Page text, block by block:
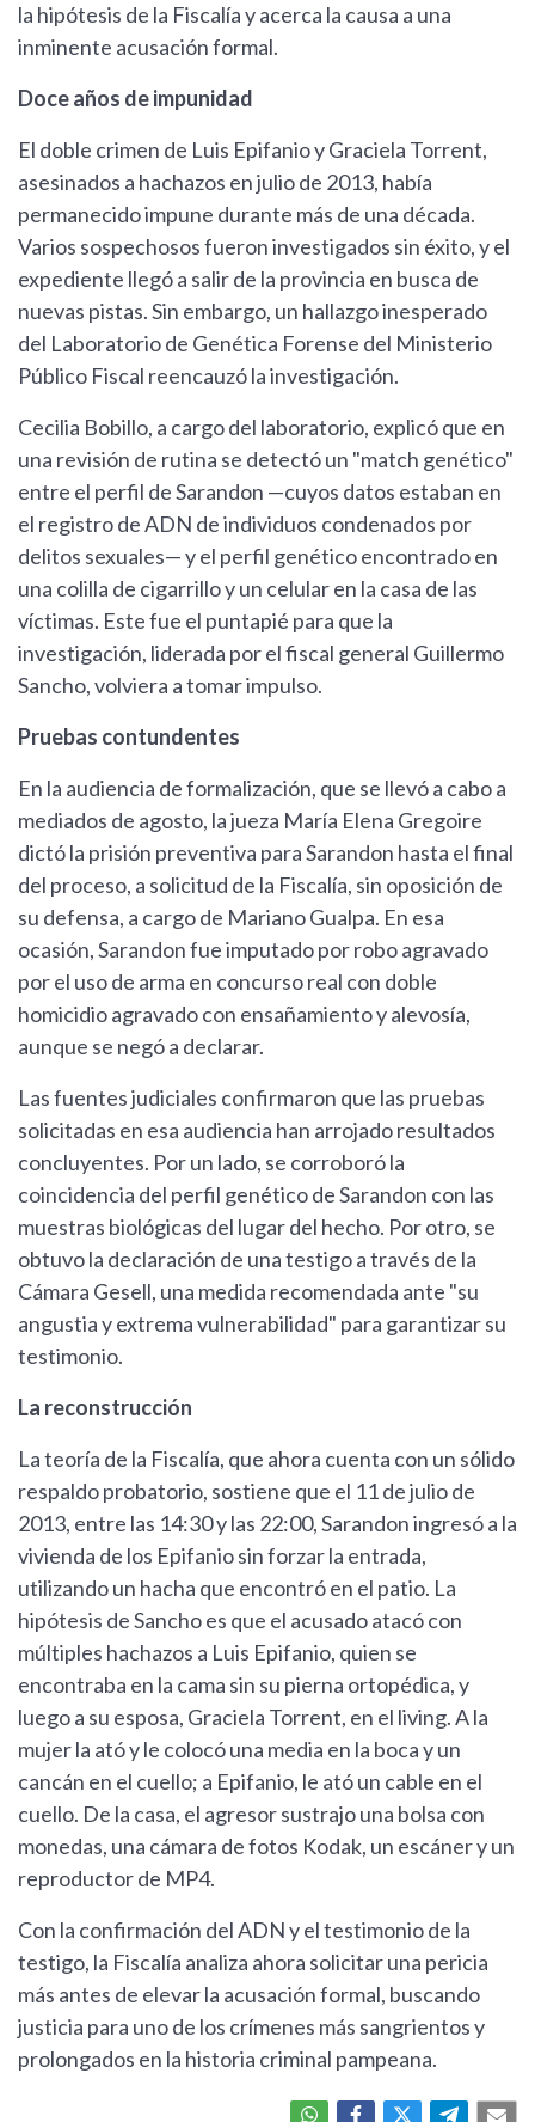
la hipótesis de la Fiscalía y acerca la causa a una
inminente acusación formal.
Doce años de impunidad
El doble crimen de Luis Epifanio y Graciela Torrent,
asesinados a hachazos en julio de 2013, había
permanecido impune durante más de una década.
Varios sospechosos fueron investigados sin éxito, y el
expediente llegó a salir de la provincia en busca de
nuevas pistas. Sin embargo, un hallazgo inesperado
del Laboratorio de Genética Forense del Ministerio
Público Fiscal reencauzó la investigación.
Cecilia Bobillo, a cargo del laboratorio, explicó que en
una revisión de rutina se detectó un "match genético"
entre el perfil de Sarandon —cuyos datos estaban en
el registro de ADN de individuos condenados por
delitos sexuales— y el perfil genético encontrado en
una colilla de cigarrillo y un celular en la casa de las
víctimas. Este fue el puntapié para que la
investigación, liderada por el fiscal general Guillermo
Sancho, volviera a tomar impulso.
Pruebas contundentes
En la audiencia de formalización, que se llevó a cabo a
mediados de agosto, la jueza María Elena Gregoire
dictó la prisión preventiva para Sarandon hasta el final
del proceso, a solicitud de la Fiscalía, sin oposición de
su defensa, a cargo de Mariano Gualpa. En esa
ocasión, Sarandon fue imputado por robo agravado
por el uso de arma en concurso real con doble
homicidio agravado con ensañamiento y alevosía,
aunque se negó a declarar.
Las fuentes judiciales confirmaron que las pruebas
solicitadas en esa audiencia han arrojado resultados
concluyentes. Por un lado, se corroboró la
coincidencia del perfil genético de Sarandon con las
muestras biológicas del lugar del hecho. Por otro, se
obtuvo la declaración de una testigo a través de la
Cámara Gesell, una medida recomendada ante "su
angustia y extrema vulnerabilidad" para garantizar su
testimonio.
La reconstrucción
La teoría de la Fiscalía, que ahora cuenta con un sólido
respaldo probatorio, sostiene que el 11 de julio de
2013, entre las 14:30 y las 22:00, Sarandon ingresó a la
vivienda de los Epifanio sin forzar la entrada,
utilizando un hacha que encontró en el patio. La
hipótesis de Sancho es que el acusado atacó con
múltiples hachazos a Luis Epifanio, quien se
encontraba en la cama sin su pierna ortopédica, y
luego a su esposa, Graciela Torrent, en el living. A la
mujer la ató y le colocó una media en la boca y un
cancán en el cuello; a Epifanio, le ató un cable en el
cuello. De la casa, el agresor sustrajo una bolsa con
monedas, una cámara de fotos Kodak, un escáner y un
reproductor de MP4.
Con la confirmación del ADN y el testimonio de la
testigo, la Fiscalía analiza ahora solicitar una pericia
más antes de elevar la acusación formal, buscando
justicia para uno de los crímenes más sangrientos y
prolongados en la historia criminal pampeana.